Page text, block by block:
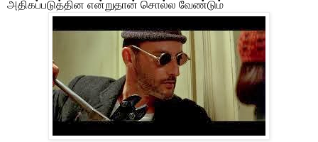
அதிகப்படுத்தின என்றுதான் சொல்ல வேண்டும்